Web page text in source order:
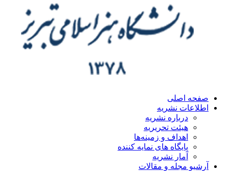
اصلی
نشریه
درباره نشریه
هیئت تحریریه
اهداف و زمینه‌ها
پایگاه های نمایه کننده
آمار نشریه
مجله و مقالات